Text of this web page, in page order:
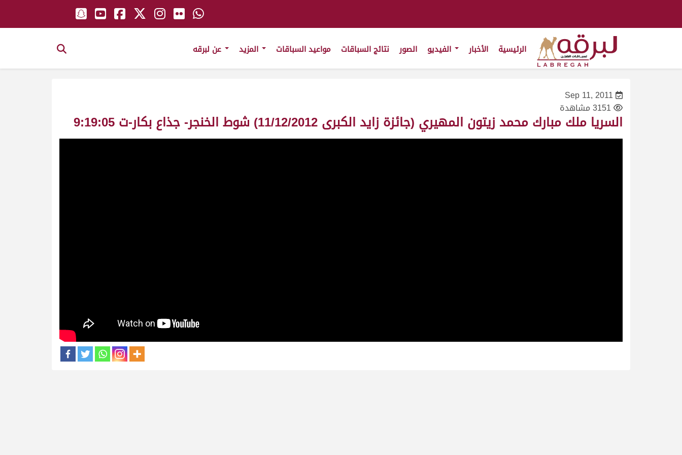
الرئيسية الأخبار الصور نتائج السباقات مواعيد السباقات
Sep 11, 2011
3151 مشاهدة
السريا ملك مبارك محمد زيتون المهيري (جائزة زايد الكبرى 11/12/2012) شوط الخنجر- جذاع بكار-ت 9:19:05